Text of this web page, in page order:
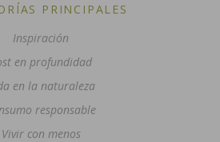
PRINCIPALES
Inspiración
en profundidad
en la naturaleza
responsable
Vivir con menos